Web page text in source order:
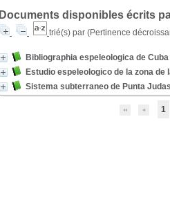
Documents disponibles écrits
trié(s) par (Pertinence
Bibliographia espeleologica de Cuba
Estudio espeleologico de la zona de
Sistema subterraneo de Punta
1